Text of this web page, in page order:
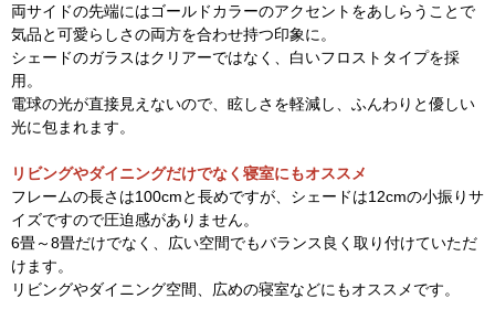
両サイドの先端にはゴールドカラーのアクセントをあしらうことで
気品と可愛らしさの両方を合わせ持つ印象に。
シェードのガラスはクリアーではなく、白いフロストタイプを採
用。
電球の光が直接見えないので、眩しさを軽減し、ふんわりと優しい
光に包まれます。
リビングやダイニングだけでなく寝室にもオススメ
フレームの長さは100cmと長めですが、シェードは12cmの小振りサ
イズですので圧迫感がありません。
6畳～8畳だけでなく、広い空間でもバランス良く取り付けていただ
けます。
リビングやダイニング空間、広めの寝室などにもオススメです。